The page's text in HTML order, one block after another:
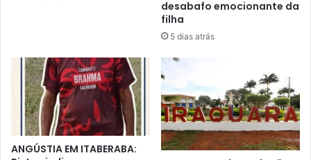
desabafo emocionante da
filha
5 dias atrás
ANGÚSTIA EM ITABERABA: